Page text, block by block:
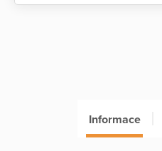
Informace